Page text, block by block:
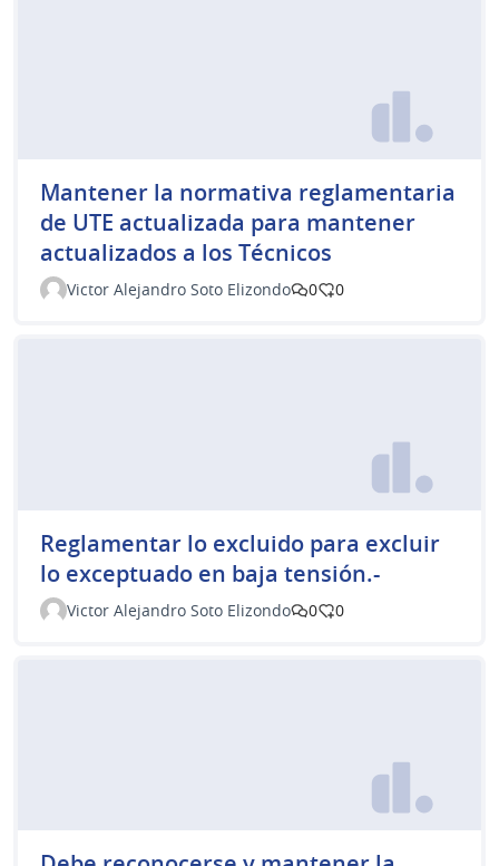
Mantener la normativa reglamentaria
de UTE actualizada para mantener
actualizados a los Técnicos
Victor Alejandro Soto Elizondo 0 0
Reglamentar lo excluido para excluir
lo exceptuado en baja tensión.-
Victor Alejandro Soto Elizondo 0 0